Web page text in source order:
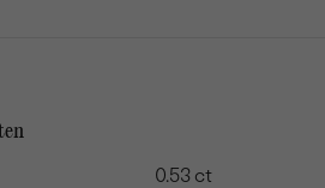
0.53 ct